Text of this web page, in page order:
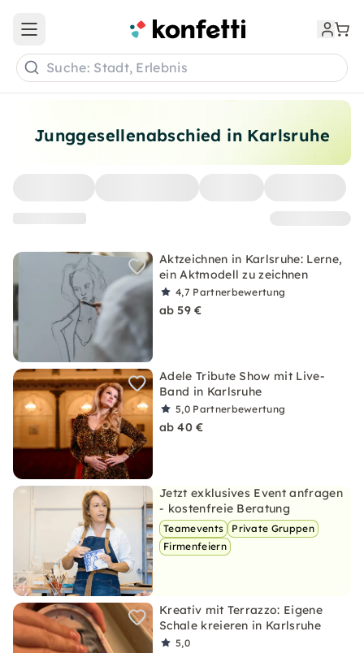
Junggesellenabschied in Karlsruhe
Aktzeichnen in Karlsruhe: Lerne,
ein Aktmodell zu zeichnen
4,7 Partnerbewertung
ab 59 €
Adele Tribute Show mit Live-
Band in Karlsruhe
5,0 Partnerbewertung
ab 40 €
Jetzt exklusives Event anfragen
- kostenfreie Beratung
Teamevents
Private Gruppen
Firmenfeiern
Kreativ mit Terrazzo: Eigene
Schale kreieren in Karlsruhe
5,0
Open main menu
Suche: Stadt, Erlebnis